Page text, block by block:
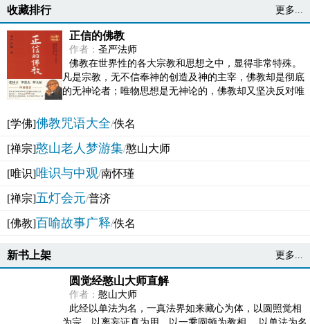
收藏排行 更多...
正信的佛教
作者： 圣严法师
佛教在世界性的各大宗教和思想之中，显得非常特殊。
凡是宗教，无不信奉神的创造及神的主宰，佛教却是彻底
的无神论者；唯物思想是无神论的，佛教却又坚决反对唯
[学佛]佛教咒语大全/佚名
[禅宗]憨山老人梦游集/憨山大师
[唯识]唯识与中观/南怀瑾
[禅宗]五灯会元/普济
[佛教]百喻故事广释/佚名
新书上架 更多...
圆觉经憨山大师直解
作者： 憨山大师
此经以单法为名，一真法界如来藏心为体，以圆照觉相